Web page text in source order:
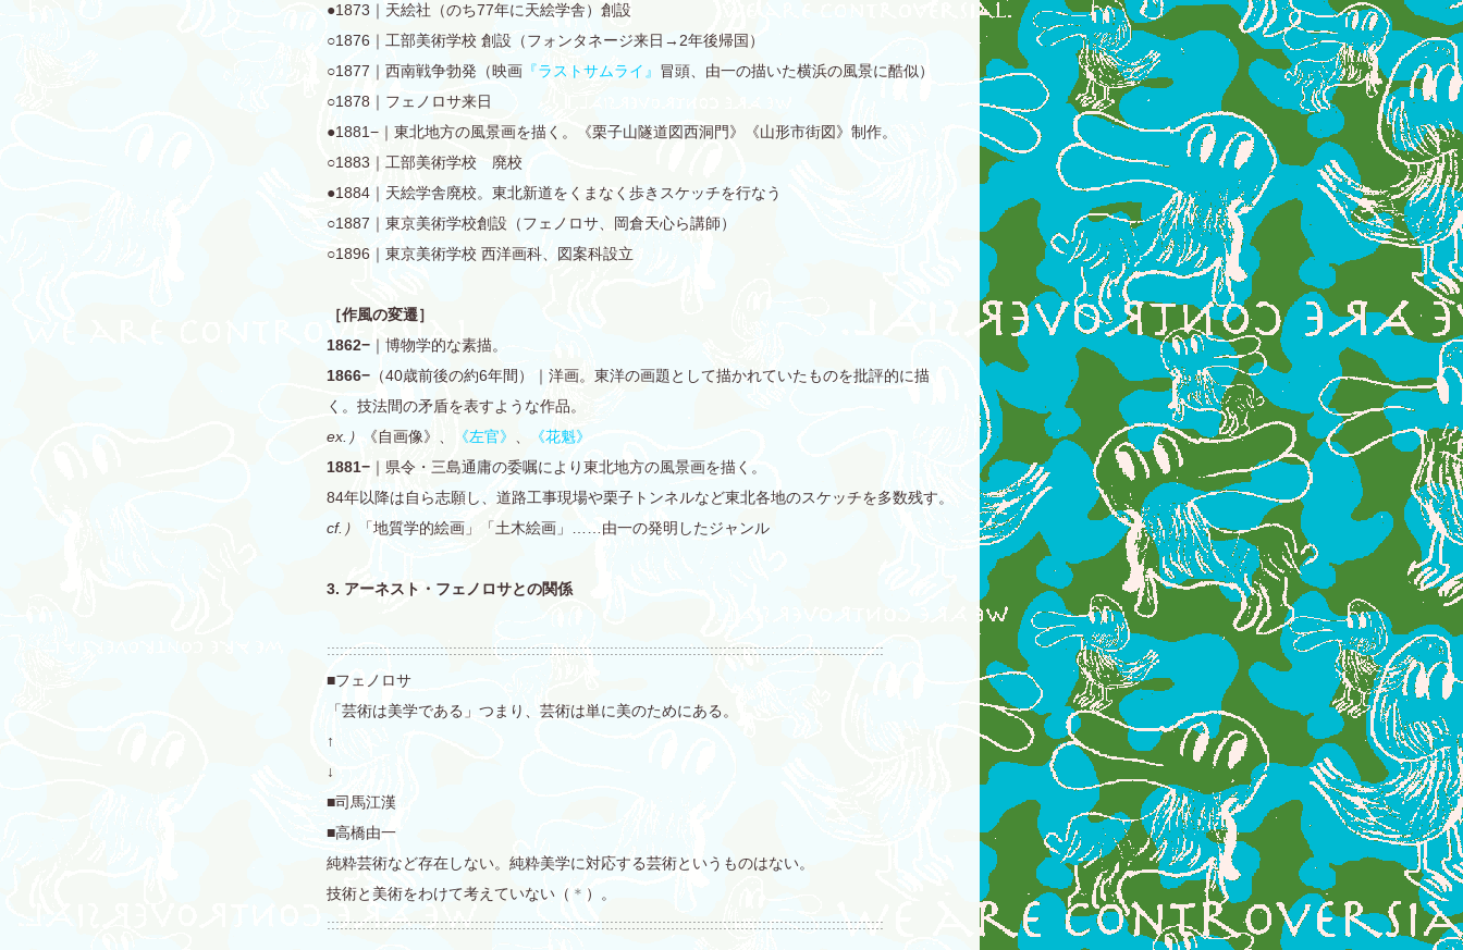
●1873｜天絵社（のち77年に天絵学舎）創設
○1876｜工部美術学校 創設（フォンタネージ来日→2年後帰国）
○1877｜西南戦争勃発（映画 『ラストサムライ』 冒頭、由一の描いた横浜の風景に酷似）
○1878｜フェノロサ来日
●1881−｜東北地方の風景画を描く。《栗子山隧道図西洞門》《山形市街図》制作。
○1883｜工部美術学校 廃校
●1884｜天絵学舎廃校。東北新道をくまなく歩きスケッチを行なう
○1887｜東京美術学校創設（フェノロサ、岡倉天心ら講師）
○1896｜東京美術学校 西洋画科、図案科設立
［作風の変遷］
1862− ｜博物学的な素描。
1866− （40歳前後の約6年間）｜洋画。東洋の画題として描かれていたものを批評的に描
く。技法間の矛盾を表すような作品。
ex.）
《自画像》、 《左官》
《花魁》
1881− ｜県令・三島通庸の委嘱により東北地方の風景画を描く。
84年以降は自ら志願し、道路工事現場や栗子トンネルなど東北各地のスケッチを多数残す。
cf.）
「地質学的絵画」「土木絵画」……由一の発明したジャンル
3. アーネスト・フェノロサとの関係
::::::::::::::::::::::::::::::::::::::::::::::::::::::::::::::::::::::::::::::::::::::::::::::::::::::::::::::::::::::::::::::::
■フェノロサ
「芸術は美学である」つまり、芸術は単に美のためにある。
↑
↓
■司馬江漢
■高橋由一
純粋芸術など存在しない。純粋美学に対応する芸術というものはない。
技術と美術をわけて考えていない（ ＊ ）。
::::::::::::::::::::::::::::::::::::::::::::::::::::::::::::::::::::::::::::::::::::::::::::::::::::::::::::::::::::::::::::::::